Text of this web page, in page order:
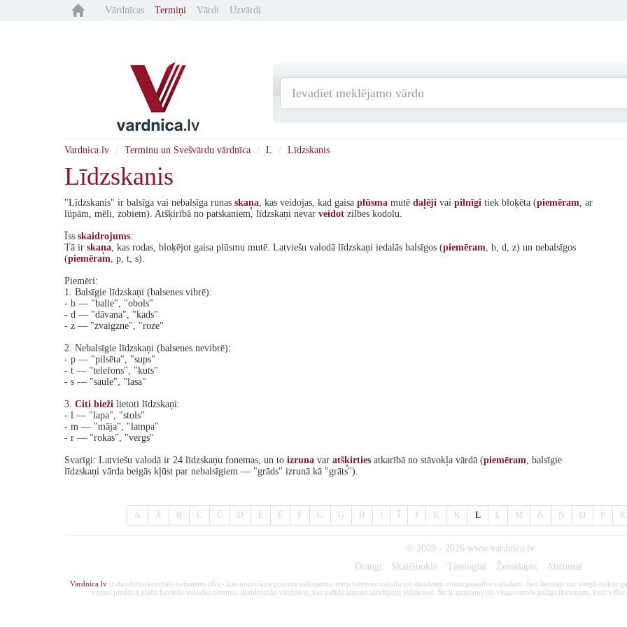
Vārdnīcas Termiņi Vārdi Uzvārdi
Vardnica.lv Terminu un Svešvārdu vārdnīca L Līdzskanis
Līdzskanis
"Līdzskanis" ir balsīga vai nebalsīga runas skaņa, kas veidojas, kad gaisa plūsma mutē daļēji vai pilnīgi tiek bloķēta (piemēram, ar
lūpām, mēli, zobiem). Atšķirībā no patskaniem, līdzskaņi nevar veidot zilbes kodolu.
Īss skaidrojums:
Tā ir skaņa, kas rodas, bloķējot gaisa plūsmu mutē. Latviešu valodā līdzskaņi iedalās balsīgos (piemēram, b, d, z) un nebalsīgos
(piemēram, p, t, s).
Piemēri:
1. Balsīgie līdzskaņi (balsenes vibrē):
- b — "balle", "obols"
- d — "dāvana", "kads"
- z — "zvaigzne", "roze"
2. Nebalsīgie līdzskaņi (balsenes nevibrē):
- p — "pilsēta", "sups"
- t — "telefons", "kuts"
- s — "saule", "lasa"
3. Citi bieži lietoti līdzskaņi:
- l — "lapa", "stols"
- m — "māja", "lampa"
- r — "rokas", "vergs"
Svarīgi: Latviešu valodā ir 24 līdzskaņu fonemas, un to izruna var atšķirties atkarībā no stāvokļa vārdā (piemēram, balsīgie
līdzskaņi vārda beigās kļūst par nebalsīgiem — "grāds" izrunā kā "grāts").
A Ā B C Č D E Ē F G Ģ H J K Ķ L Ļ M N Ņ O P R
© 2009 - 2026 www.vardnica.lv
Draugi:
Skaičiuoklė Tiesiogiai Žemėlapis Atstumai
Vardnica.lvir daudzfunkcionāls tiešsaistes rīks,- kas nodrošina precīzu tulkojumu starp latviešu valodu un daudzām citām pasaules valodām. Šeit lietotāji var viegli tulkot
vietne piedāvā plašu latviešu valodas terminu skaidrojošo vārdnīcu, kas palīdz izprast sarežģītus jēdzienus. Šis ir uzticams un visaptverošs palīgs ikvienam, kurš vēlas